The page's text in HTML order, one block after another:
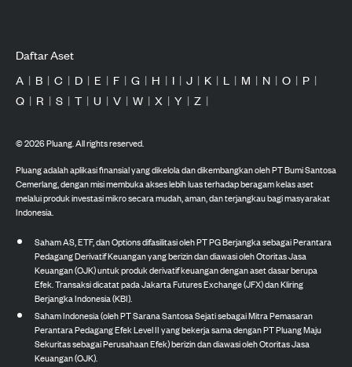
Daftar Aset
A | B | C | D | E | F | G | H | I | J | K | L | M | N | O | P |
Q | R | S | T | U | V | W | X | Y | Z |
©2026Pluang. All rights reserved.
Pluang adalah aplikasi finansial yang dikelola dan dikembangkan oleh PT Bumi Santosa
Cemerlang, dengan misi membuka akses lebih luas terhadap beragam kelas aset
melalui produk investasi mikro secara mudah, aman, dan terjangkau bagi masyarakat
Indonesia.
Saham AS, ETF, dan Options difasilitasi oleh PT PG Berjangka sebagai Perantara
Pedagang Derivatif Keuangan yang berizin dan diawasi oleh Otoritas Jasa
Keuangan (OJK) untuk produk derivatif keuangan dengan aset dasar berupa
Efek. Transaksi dicatat pada Jakarta Futures Exchange (JFX) dan Kliring
Berjangka Indonesia (KBI).
Saham Indonesia (oleh PT Sarana Santosa Sejati sebagai Mitra Pemasaran
Perantara Pedagang Efek Level II yang bekerja sama dengan PT Pluang Maju
Sekuritas sebagai Perusahaan Efek) berizin dan diawasi oleh Otoritas Jasa
Keuangan (OJK).